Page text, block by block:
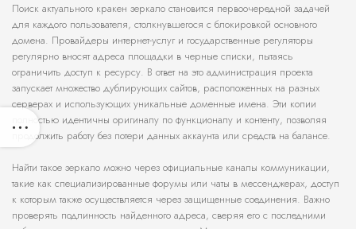
Поиск актуального кракен зеркало становится первоочередной задачей
для каждого пользователя, столкнувшегося с блокировкой основного
домена. Провайдеры интернет-услуг и государственные регуляторы
регулярно вносят адреса площадки в черные списки, пытаясь
ограничить доступ к ресурсу. В ответ на это администрация проекта
запускает множество дублирующих сайтов, расположенных на разных
серверах и использующих уникальные доменные имена. Эти копии
полностью идентичны оригиналу по функционалу и контенту, позволяя
продолжить работу без потери данных аккаунта или средств на балансе.
Найти такое зеркало можно через официальные каналы коммуникации,
такие как специализированные форумы или чаты в мессенджерах, доступ
к которым также осуществляется через защищенные соединения. Важно
проверять подлинность найденного адреса, сверяя его с последними